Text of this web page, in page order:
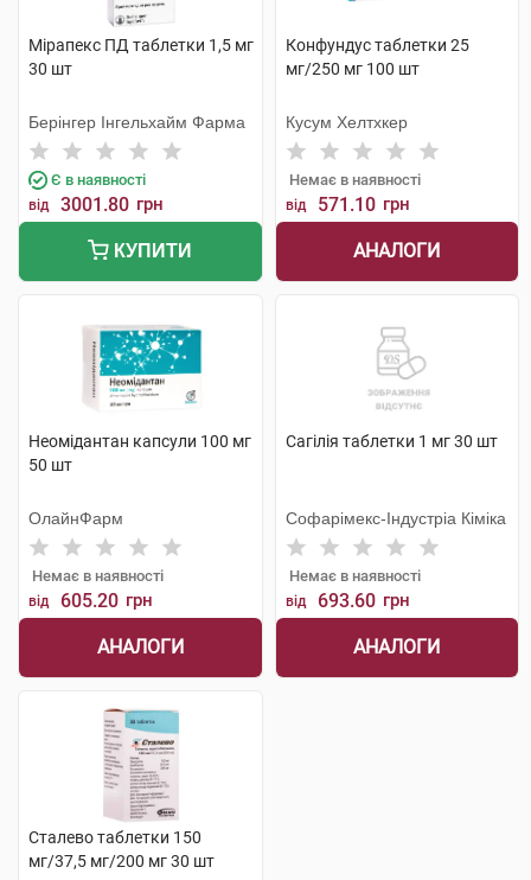
Мірапекс ПД таблетки 1,5 мг
30 шт
Берінгер Інгельхайм Фарма
Є в наявності
від 3001.80 грн
КУПИТИ
Конфундус таблетки 25
мг/250 мг 100 шт
Кусум Хелтхкер
Немає в наявності
від 571.10 грн
АНАЛОГИ
Неомідантан капсули 100 мг
50 шт
ОлайнФарм
Немає в наявності
від 605.20 грн
АНАЛОГИ
Сагілія таблетки 1 мг 30 шт
Софарімекс-Індустріа Кіміка
Немає в наявності
від 693.60 грн
АНАЛОГИ
Сталево таблетки 150
мг/37,5 мг/200 мг 30 шт